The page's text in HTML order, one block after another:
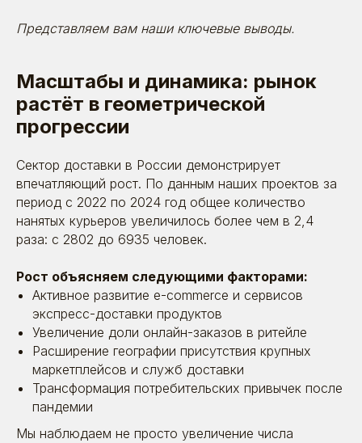
Представляем вам наши ключевые выводы.
Масштабы и динамика: рынок
растёт в геометрической
прогрессии
Сектор доставки в России демонстрирует
впечатляющий рост. По данным наших проектов за
период с 2022 по 2024 год общее количество
нанятых курьеров увеличилось более чем в 2,4
раза: с 2802 до 6935 человек.
Рост объясняем следующими факторами:
Активное развитие e-commerce и сервисов
экспресс-доставки продуктов
Увеличение доли онлайн-заказов в ритейле
Расширение географии присутствия крупных
маркетплейсов и служб доставки
Трансформация потребительских привычек после
пандемии
Мы наблюдаем не просто увеличение числа